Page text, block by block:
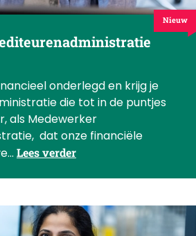
onderlegd en krijg je
die tot in de puntjes
als Medewerker
dat onze financiële
Lees verder
Nieuw